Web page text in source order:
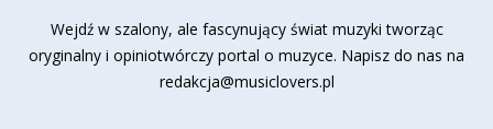
Wejdź w szalony, ale fascynujący świat muzyki tworząc
oryginalny i opiniotwórczy portal o muzyce. Napisz do nas na
redakcja@musiclovers.pl